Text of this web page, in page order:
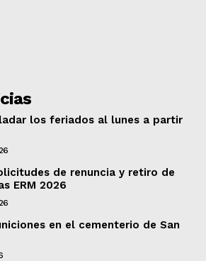
los feriados al lunes a partir
de renuncia y retiro de
ERM 2026
en el cementerio de San